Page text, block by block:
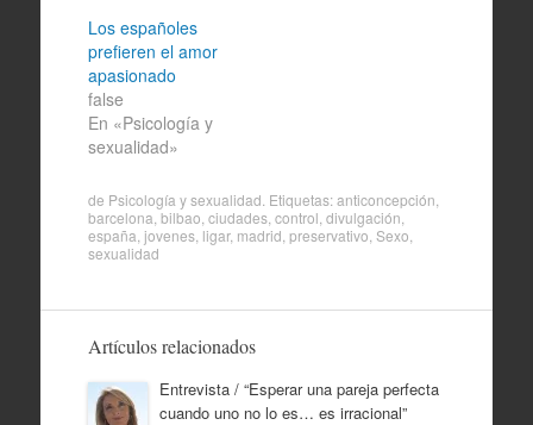
Los españoles
prefieren el amor
apasionado
false
En «Psicología y
sexualidad»
de Psicología y sexualidad . Etiquetas:anticoncepción
barcelona bilbao ciudades, control divulgación
españa jovenes, ligar, madrid preservativo Sexo
sexualidad
Artículos relacionados
Entrevista / “Esperar una pareja perfecta
cuando uno no lo es… es irracional”